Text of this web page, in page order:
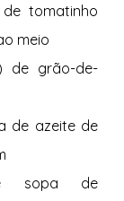
tomatinho
meio
de grão-de-
de azeite de